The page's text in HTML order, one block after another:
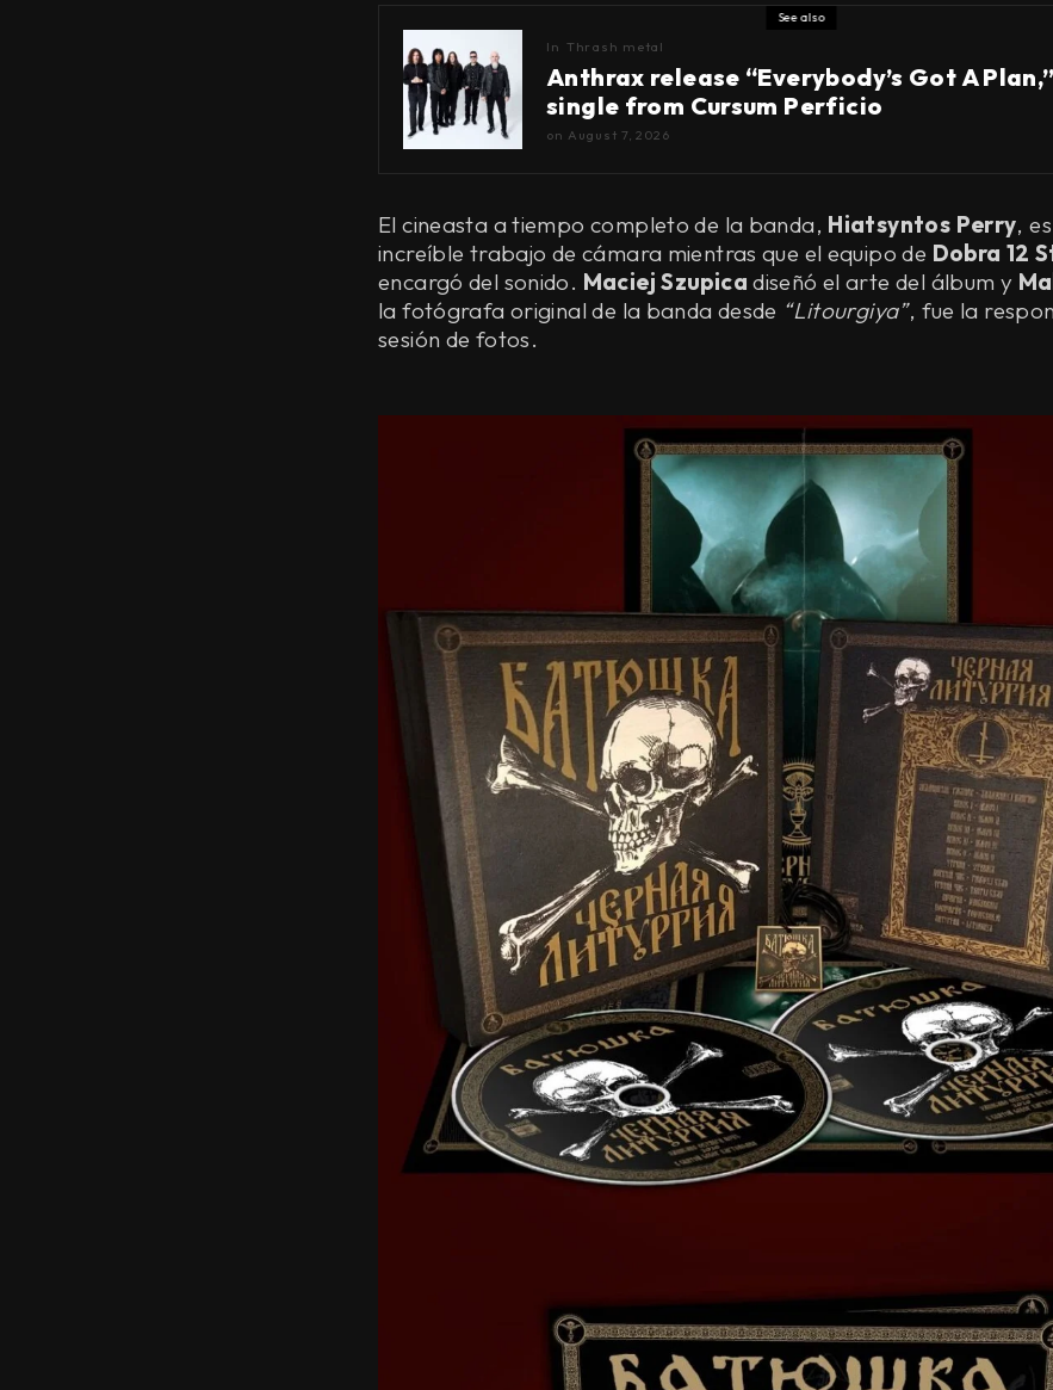
See also
In Thrash metal
Anthrax release “Everybody’s Got A
single from Cursum Perficio
on August 7, 2026
El cineasta a tiempo completo de la banda, Hiatsyntos Perry,
increíble trabajo de cámara mientras que el equipo de Dobra 12
encargó del sonido. Maciej Szupica diseñó el arte del álbum y
la fotógrafa original de la banda desde “Litourgiya”, fue la
sesión de fotos.